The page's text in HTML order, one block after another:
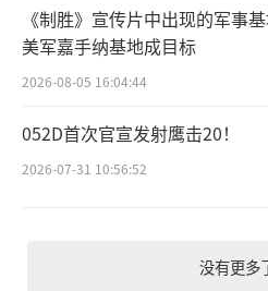
《制胜》宣传片中出现的军事
美军嘉手纳基地成目标
2026-08-05 16:04:44
052D首次官宣发射鹰击20！
2026-07-31 10:56:52
没有更多